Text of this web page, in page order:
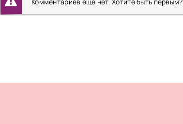
Комментариев еще нет. Хотите быть первым?